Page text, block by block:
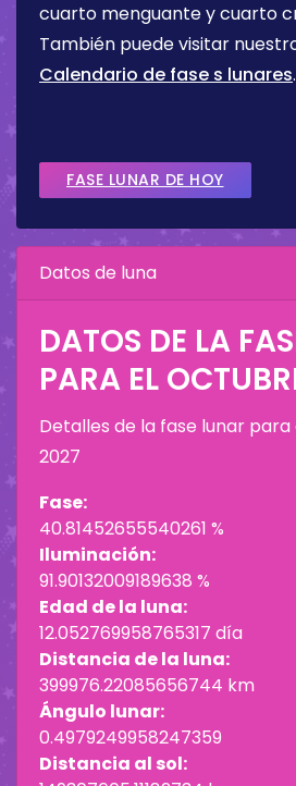
cuarto menguante y cuarto
También puede visitar
Calendario de fase s lunares.
FASE LUNAR DE HOY
Datos de luna
DATOS DE LA
PARA EL
Detalles de la fase lunar para
2027
Fase:
40.81452655540261 %
Iluminación:
91.90132009189638 %
Edad de la luna:
12.052769958765317 día
Distancia de la luna:
399976.22085656744 km
Ángulo lunar:
0.4979249958247359
Distancia al sol: